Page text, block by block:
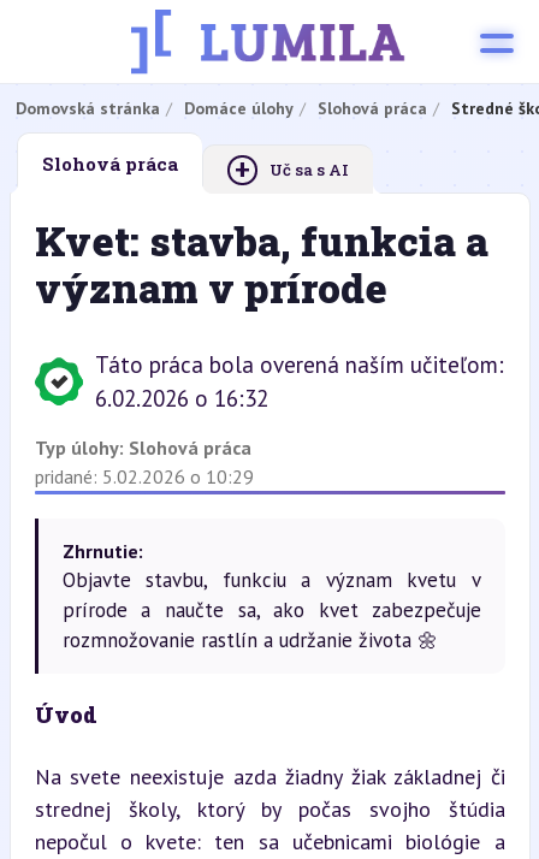
Domovská stránka Domáce úlohy Slohová práca Stredné
Slohová práca + Uč sa s AI
Kvet: stavba, funkcia a
význam v prírode
Táto práca bola overená naším učiteľom:
6.02.2026 o 16:32
Typ úlohy: Slohová práca
pridané: 5.02.2026 o 10:29
Zhrnutie:
Objavte stavbu, funkciu a význam kvetu v
prírode a naučte sa, ako kvet zabezpečuje
rozmnožovanie rastlín a udržanie života 🌼
Úvod
Na svete neexistuje azda žiadny žiak základnej či
strednej školy, ktorý by počas svojho štúdia
nepočul o kvete: ten sa učebnicami biológie a